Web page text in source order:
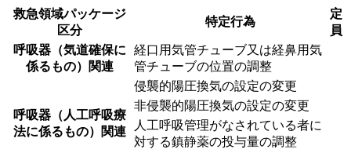
救急領域パッケージ
区分
特定行為
定
員
呼吸器（気道確保に
係るもの）関連
経口用気管チューブ又は経鼻用気
管チューブの位置の調整
呼吸器（人工呼吸療
法に係るもの）関連
侵襲的陽圧換気の設定の変更
非侵襲的陽圧換気の設定の変更
人工呼吸管理がなされている者に
対する鎮静薬の投与量の調整